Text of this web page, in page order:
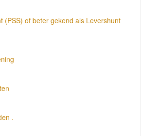
(PSS) of beter gekend als Levershunt
.